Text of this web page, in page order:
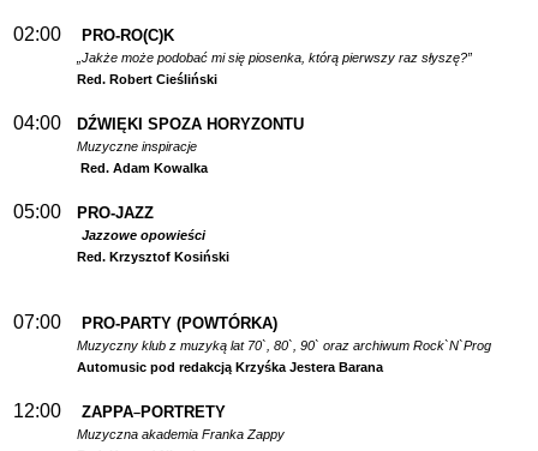
02:00 PRO-RO(C)K
„Jakże może podobać mi się piosenka, którą pierwszy raz słyszę?”
Red. Robert Cieśliński
04:00 DŹWIĘKI SPOZA HORYZONTU
Muzyczne inspiracje
Red. Adam Kowalka
05:00 PRO-JAZZ
Jazzowe opowieści
Red. Krzysztof Kosiński
07:00 PRO-PARTY (POWTÓRKA)
Muzyczny klub z muzyką lat 70`, 80`, 90` oraz archiwum Rock`N`Prog
Automusic pod redakcją Krzyśka Jestera Barana
12:00 ZAPPA–PORTRETY
Muzyczna akademia Franka Zappy